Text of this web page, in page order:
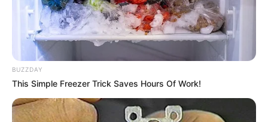
BUZZDAY
This Simple Freezer Trick Saves Hours Of Work!